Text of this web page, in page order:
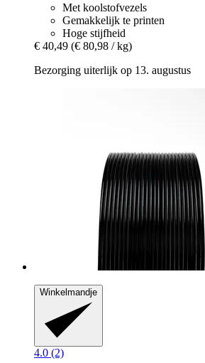
Met koolstofvezels
Gemakkelijk te printen
Hoge stijfheid
€ 40,49 (€ 80,98 / kg)
Bezorging uiterlijk op 13. augustus
Winkelmandje
4.0 (2)